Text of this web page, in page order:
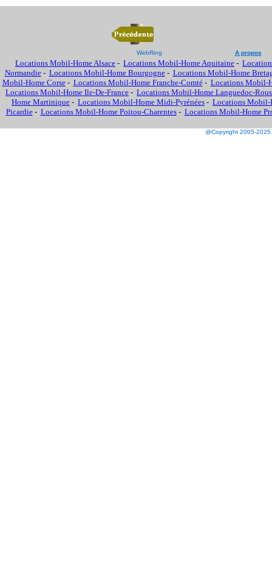
WebRing A propos
Locations Mobil-Home Alsace - Locations Mobil-Home Aquitaine -
Normandie- Locations Mobil-Home Bourgogne- Locations Mobil-Home
Mobil-Home Corse- Locations Mobil-Home Franche-Comté- Locations Mobil-
Locations Mobil-Home Ile-De-France - Locations Mobil-Home Languedoc-
Home Martinique - Locations Mobil-Home Midi-Pyrénées - Locations Mobil-
Picardie- Locations Mobil-Home Poitou-Charentes- Locations Mobil-Home
@Copyright 2005-